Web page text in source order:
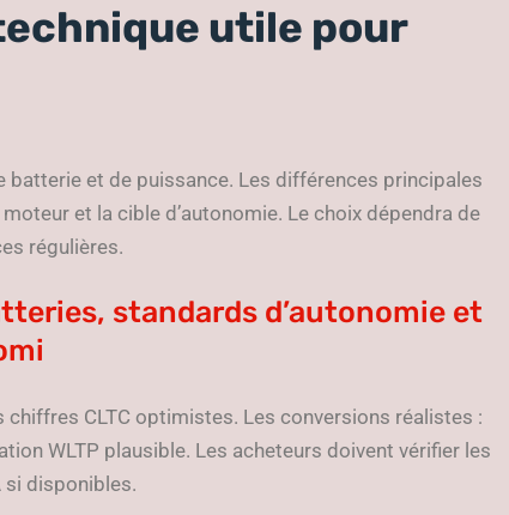
utile pour
et de puissance. Les différences principales
et la cible d’autonomie. Le choix dépendra de
régulières.
standards d’autonomie et
chiffres CLTC optimistes. Les conversions réalistes :
WLTP plausible. Les acheteurs doivent vérifier les
si disponibles.